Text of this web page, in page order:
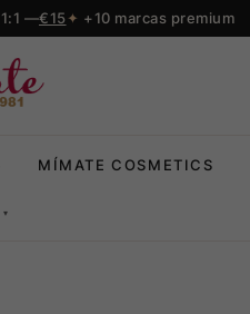
—€15 +10 marcas premium
MÍMATE COSMETICS
▾